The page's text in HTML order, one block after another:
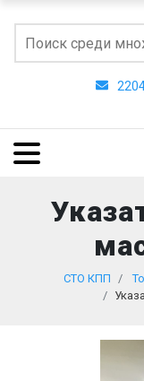
СТО КПП